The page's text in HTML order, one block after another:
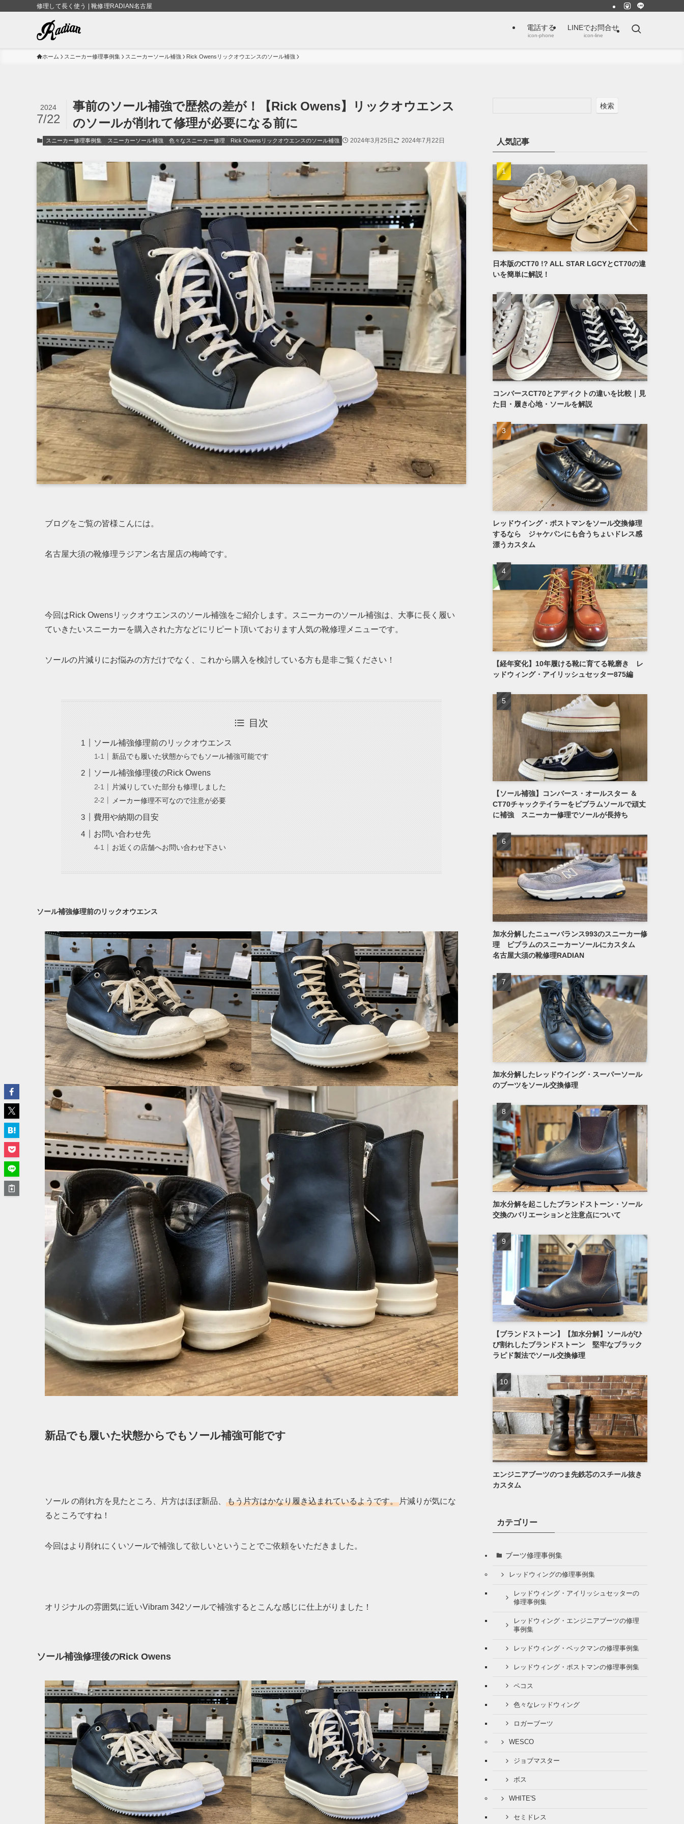
修理して長く使う | 靴修理RADIAN名古屋
電話する
icon-phone
LINEでお問合せ
icon-line
ホーム スニーカー修理事例集 スニーカーソール補強 Rick Owensリックオウエンスのソール補強
事前のソール補強で歴然の差が！【Rick Owens】リックオウエンス
のソールが削れて修理が必要になる前に
2024
7/22
スニーカー修理事例集 スニーカーソール補強 色々なスニーカー修理 Rick Owensリックオウエンスのソール補強 2024年3月25日 2024年7月22日
ブログをご覧の皆様こんには。
名古屋大須の靴修理ラジアン名古屋店の梅崎です。
今回はRick Owensリックオウエンスのソール補強をご紹介します。スニーカーのソール補強は、大事に長く履い
ていきたいスニーカーを購入された方などにリピート頂いております人気の靴修理メニューです。
ソールの片減りにお悩みの方だけでなく、これから購入を検討している方も是非ご覧ください！
目次
ソール補強修理前のリックオウエンス
新品でも履いた状態からでもソール補強可能です
ソール補強修理後のRick Owens
片減りしていた部分も修理しました
メーカー修理不可なので注意が必要
費用や納期の目安
お問い合わせ先
お近くの店舗へお問い合わせ下さい
ソール補強修理前のリックオウエンス
新品でも履いた状態からでもソール補強可能です
ソール の削れ方を見たところ、片方はほぼ新品、 もう片方はかなり履き込まれているようです。 片減りが気にな
るところですね！
今回はより削れにくいソールで補強して欲しいということでご依頼をいただきました。
オリジナルの雰囲気に近いVibram 342ソールで補強するとこんな感じに仕上がりました！
ソール補強修理後のRick Owens
検索
人気記事
日本版のCT70 !? ALL STAR LGCYとCT70の違
いを簡単に解説！
コンバースCT70とアディクトの違いを比較｜見
た目・履き心地・ソールを解説
レッドウイング・ポストマンをソール交換修理
するなら ジャケパンにも合うちょいドレス感
漂うカスタム
【経年変化】10年履ける靴に育てる靴磨き レ
ッドウィング・アイリッシュセッター875編
【ソール補強】コンバース・オールスター ＆
CT70チャックテイラーをビブラムソールで頑丈
に補強 スニーカー修理でソールが長持ち
加水分解したニューバランス993のスニーカー修
理 ビブラムのスニーカーソールにカスタム
名古屋大須の靴修理RADIAN
加水分解したレッドウイング・スーパーソール
のブーツをソール交換修理
加水分解を起こしたブランドストーン・ソール
交換のバリエーションと注意点について
【ブランドストーン】【加水分解】ソールがひ
び割れしたブランドストーン 堅牢なブラック
ラピド製法でソール交換修理
エンジニアブーツのつま先鉄芯のスチール抜き
カスタム
カテゴリー
ブーツ修理事例集
レッドウィングの修理事例集
レッドウィング・アイリッシュセッターの
修理事例集
レッドウィング・エンジニアブーツの修理
事例集
レッドウィング・ベックマンの修理事例集
レッドウィング・ポストマンの修理事例集
ペコス
色々なレッドウィング
ロガーブーツ
WESCO
ジョブマスター
ボス
WHITE'S
セミドレス